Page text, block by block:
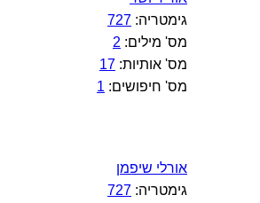
גימטריה: 727
מס' מילים: 2
מס' אותיות: 17
מס' חיפושים: 1
אורלי שיפמן
גימטריה: 727